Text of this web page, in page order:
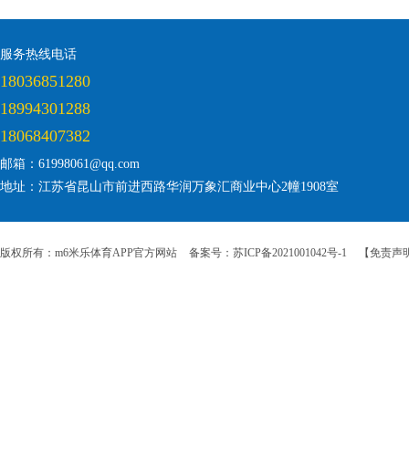
服务热线电话
18036851280
18994301288
18068407382
邮箱：61998061@qq.com
地址：江苏省昆山市前进西路华润万象汇商业中心2幢1908室
版权所有：m6米乐体育APP官方网站 备案号：苏ICP备2021001042号-1 【免责声